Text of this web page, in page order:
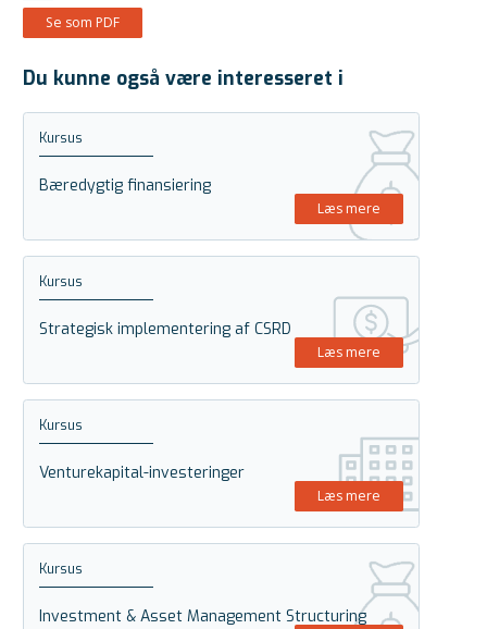
Se som PDF
Du kunne også være interesseret i
Kursus
Bæredygtig finansiering
Læs mere
Kursus
Strategisk implementering af CSRD
Læs mere
Kursus
Venturekapital-investeringer
Læs mere
Kursus
Investment & Asset Management Structuring